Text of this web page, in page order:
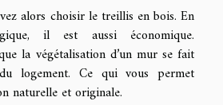
alors choisir le treillis en bois. En
il est aussi économique.
la végétalisation d’un mur se fait
logement. Ce qui vous permet
naturelle et originale.